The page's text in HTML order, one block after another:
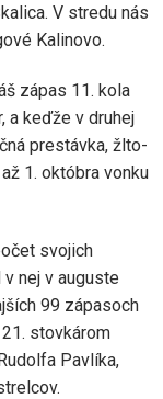
V stredu nás
Kalinovo.
zápas 11. kola
a keďže v druhej
prestávka, žlto-
1. októbra vonku
svojich
nej v auguste
99 zápasoch
stovkárom
Pavlíka,